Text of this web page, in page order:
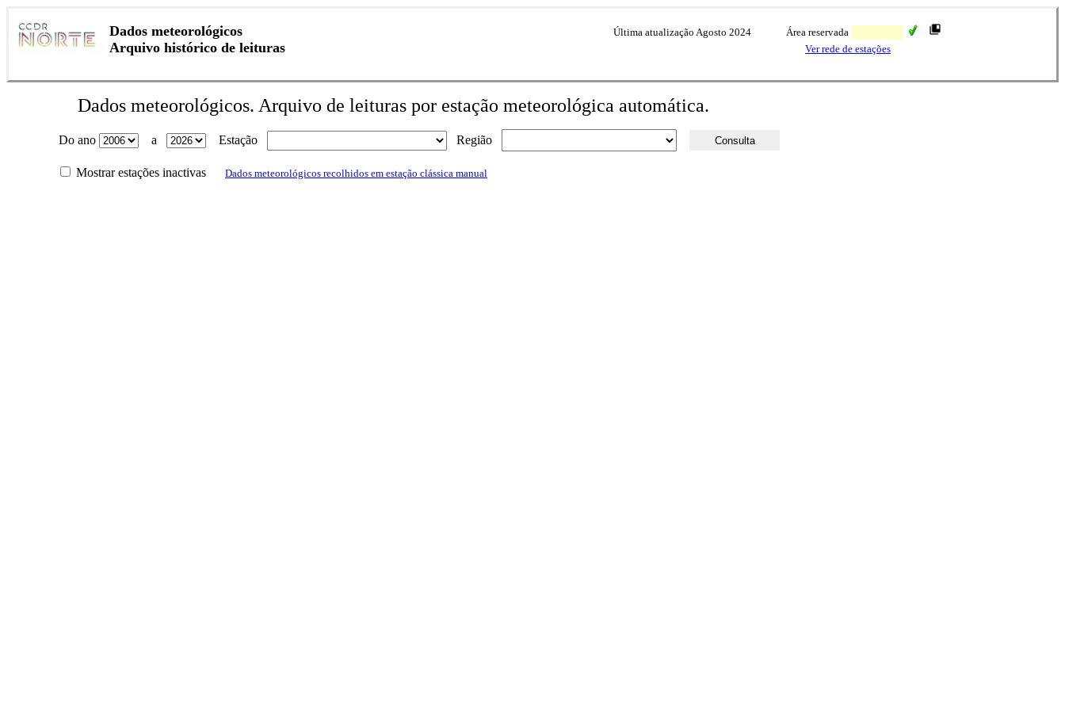
Dados meteorológicos Última atualização Agosto 2024 Área reservada
Arquivo histórico de leituras Ver rede de estações
Dados meteorológicos. Arquivo de leituras por estação meteorológica automática.
Do ano a Estação Região
Mostrar estações inactivas Dados meteorológicos recolhidos em estação clássica manual